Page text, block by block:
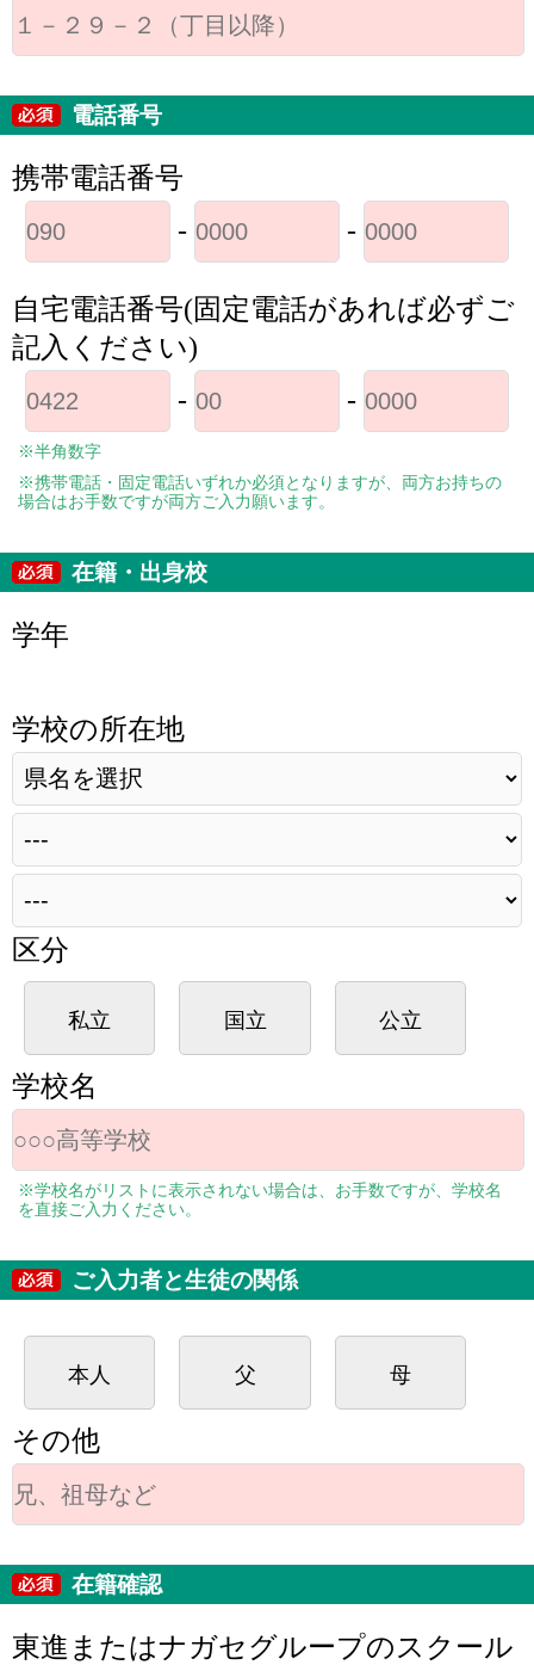
電話番号
携帯電話番号
-
-
自宅電話番号(固定電話があれば必ずご
記入ください)
-
-
※半角数字
※携帯電話・固定電話いずれか必須となりますが、両方お持ちの
場合はお手数ですが両方ご入力願います。
在籍・出身校
学年
学校の所在地
区分
私立 国立 公立
学校名
※学校名がリストに表示されない場合は、お手数ですが、学校名
を直接ご入力ください。
ご入力者と生徒の関係
本人 父 母
その他
在籍確認
東進またはナガセグループのスクール